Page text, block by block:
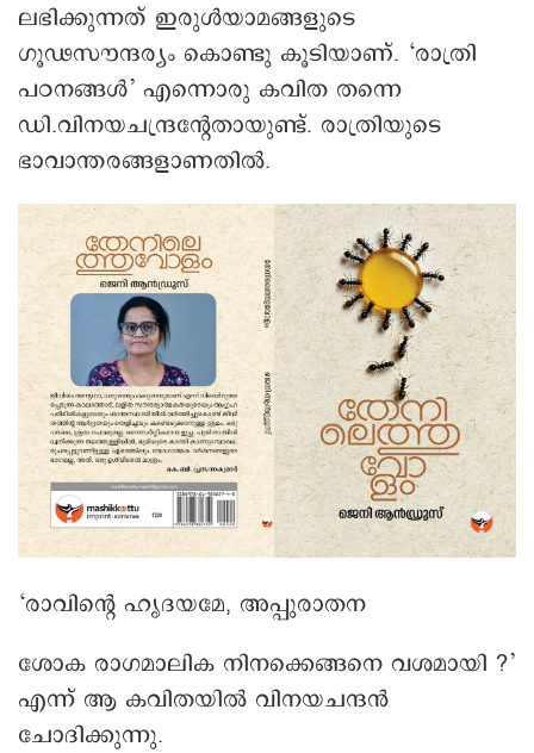
ലഭിക്കുന്നത് ഇരുള്‍യാമങ്ങളുടെ
ഗൂഢസൗന്ദര്യം കൊണ്ടു കൂടിയാണ്. ‘രാത്രി
പഠനങ്ങള്‍’ എന്നൊരു കവിത തന്നെ
ഡി.വിനയചന്ദ്രന്റേതായുണ്ട്. രാത്രിയുടെ
ഭാവാന്തരങ്ങളാണതില്‍.
‘രാവിന്റെ ഹൃദയമേ, അപ്പുരാതന
ശോക രാഗമാലിക നിനക്കെങ്ങനെ വശമായി ?’
എന്ന് ആ കവിതയില്‍ വിനയചന്ദന്‍
ചോദിക്കുന്നു.